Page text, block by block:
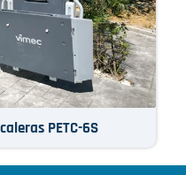
PETC-6S